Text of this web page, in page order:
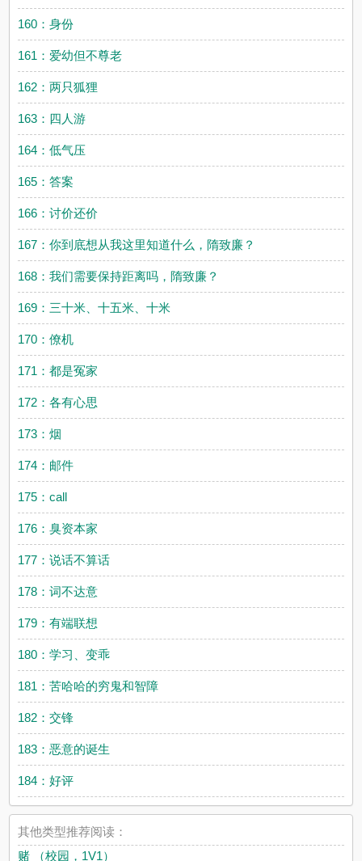
160：身份
161：爱幼但不尊老
162：两只狐狸
163：四人游
164：低气压
165：答案
166：讨价还价
167：你到底想从我这里知道什么，隋致廉？
168：我们需要保持距离吗，隋致廉？
169：三十米、十五米、十米
170：僚机
171：都是冤家
172：各有心思
173：烟
174：邮件
175：call
176：臭资本家
177：说话不算话
178：词不达意
179：有端联想
180：学习、变乖
181：苦哈哈的穷鬼和智障
182：交锋
183：恶意的诞生
184：好评
其他类型推荐阅读：
赌 （校园，1V1）